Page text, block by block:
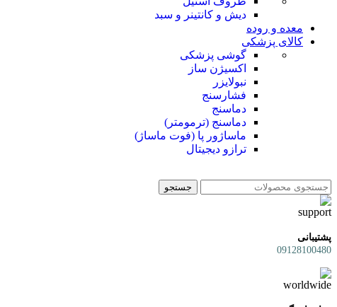
دیش و کانتینر و سبد
معده و روده
کالای پزشکی
گوشی پزشکی
اکسیژن ساز
نبولایزر
فشارسنج
دماسنج
دماسنج (ترمومتر)
ماساژور پا (فوت ماساژ)
ترازو دیجیتال
جستجو
پشتیبانی
09128100480